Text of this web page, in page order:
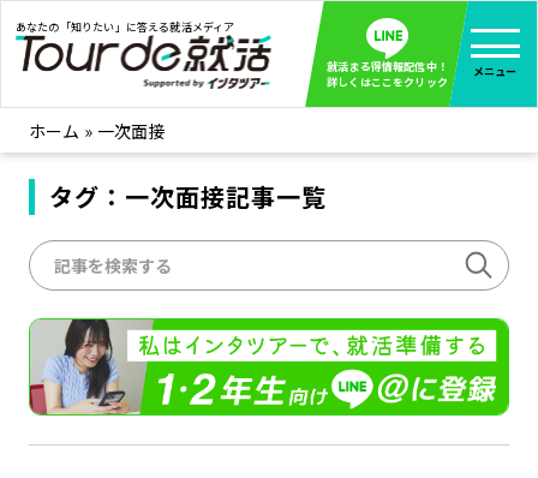
あなたの「知りたい」に答える就活メディア
就活まる得情報配信中！
詳しくはここをクリック
メニュー
就活ノウハウ 全て見る
企業まる見え！特捜部
みんなが知らない企業の裏側を徹底調査！
インタツアー活動レポ 全て見る
インタツアーを使ってどうだった？OBOG成功談
社会人インタビュー 全て見る
社会人になった今、就活を振り返ってみた
学生就活ブログ 全て見る
ホーム » 一次面接
タグ：一次面接記事一覧